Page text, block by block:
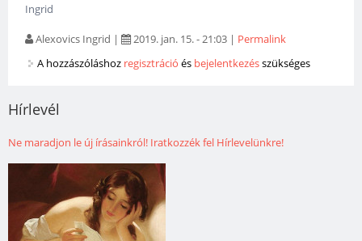
Ingrid
Alexovics Ingrid | 2019. jan. 15. - 21:03 | Permalink
A hozzászóláshoz regisztráció és bejelentkezésszükséges
Hírlevél
Ne maradjon le új írásainkról! Iratkozzék fel Hírlevelünkre!